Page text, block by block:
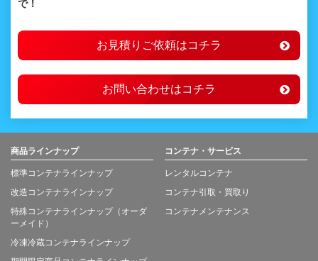
で！
お見積りご依頼はコチラ
お問い合わせはコチラ
商品ラインナップ
標準コンテナラインナップ
改造コンテナラインナップ
特殊コンテナラインナップ（オーダ
ーメイド）
冷凍冷蔵コンテナラインナップ
コンテナ・サービス
レンタルコンテナ
コンテナ引取・買取り
コンテナメンテナンス